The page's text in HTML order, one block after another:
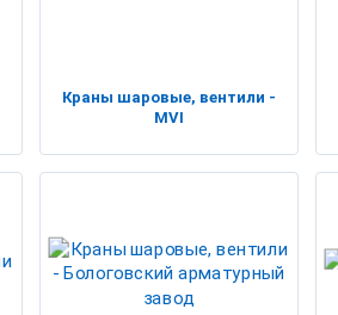
Краны шаровые, вентили -
MVI